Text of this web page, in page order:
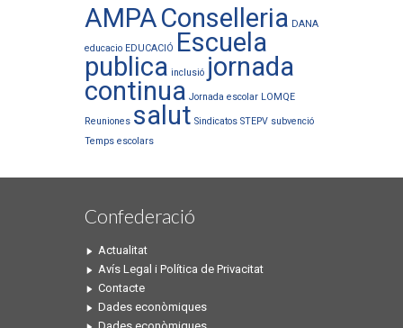
AMPAConselleria DANA
educacio EDUCACIÓ Escuela
publica inclusió jornada
continua Jornada escolar LOMQE
Reuniones salut Sindicatos STEPV subvenció
Temps escolars
Confederació
Actualitat
Avís Legal i Política de Privacitat
Contacte
Dades econòmiques